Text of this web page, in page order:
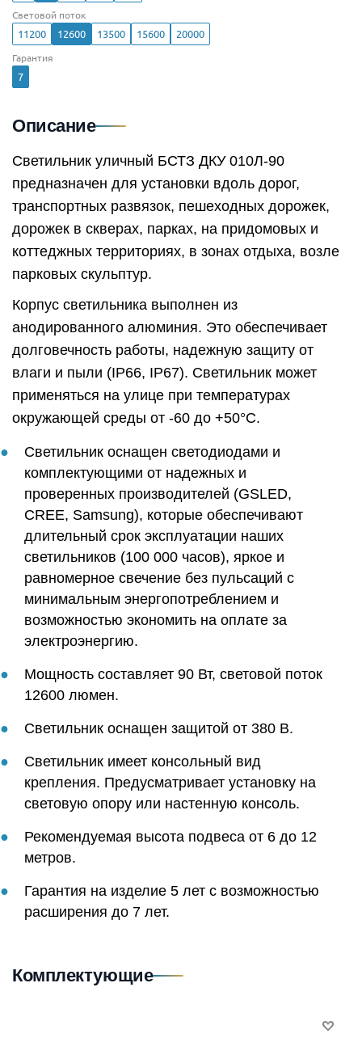
Световой поток
11200 12600 13500 15600 20000
Гарантия
7
Описание
Светильник уличный БСТЗ ДКУ 010Л-90
предназначен для установки вдоль дорог,
транспортных развязок, пешеходных дорожек,
дорожек в скверах, парках, на придомовых и
коттеджных территориях, в зонах отдыха, возле
парковых скульптур.
Корпус светильника выполнен из
анодированного алюминия. Это обеспечивает
долговечность работы, надежную защиту от
влаги и пыли (IP66, IP67). Светильник может
применяться на улице при температурах
окружающей среды от -60 до +50°C.
Светильник оснащен светодиодами и
комплектующими от надежных и
проверенных производителей (GSLED,
CREE, Samsung), которые обеспечивают
длительный срок эксплуатации наших
светильников (100 000 часов), яркое и
равномерное свечение без пульсаций с
минимальным энергопотреблением и
возможностью экономить на оплате за
электроэнергию.
Мощность составляет 90 Вт, световой поток
12600 люмен.
Светильник оснащен защитой от 380 В.
Светильник имеет консольный вид
крепления. Предусматривает установку на
световую опору или настенную консоль.
Рекомендуемая высота подвеса от 6 до 12
метров.
Гарантия на изделие 5 лет с возможностью
расширения до 7 лет.
Комплектующие